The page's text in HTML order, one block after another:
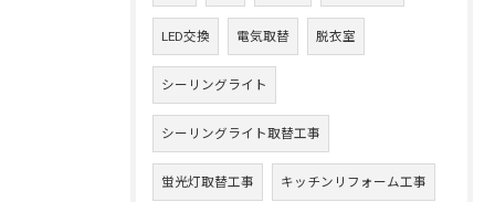
LED交換 電気取替 脱衣室
シーリングライト
シーリングライト取替工事
蛍光灯取替工事 キッチンリフォーム工事